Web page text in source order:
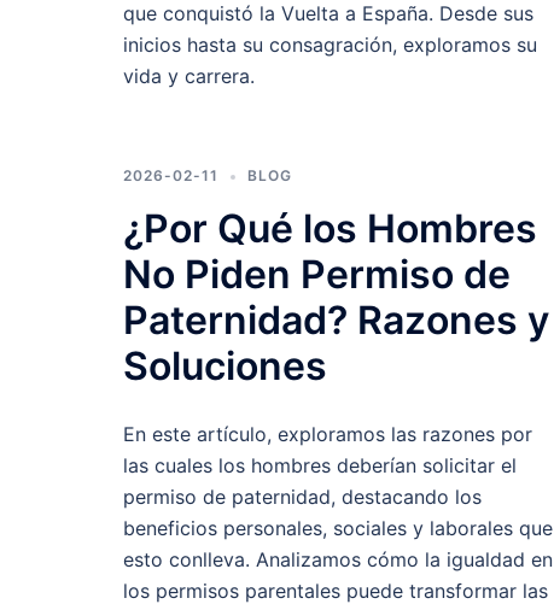
que conquistó la Vuelta a España. Desde sus
inicios hasta su consagración, exploramos su
vida y carrera.
2026-02-11 BLOG
¿Por Qué los Hombres
No Piden Permiso de
Paternidad? Razones y
Soluciones
En este artículo, exploramos las razones por
las cuales los hombres deberían solicitar el
permiso de paternidad, destacando los
beneficios personales, sociales y laborales que
esto conlleva. Analizamos cómo la igualdad en
los permisos parentales puede transformar las